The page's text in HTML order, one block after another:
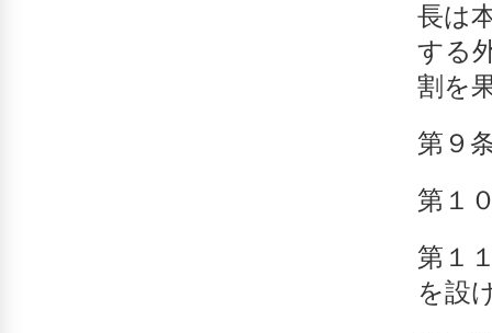
長は
する
割を
第９
第１
第１
を設